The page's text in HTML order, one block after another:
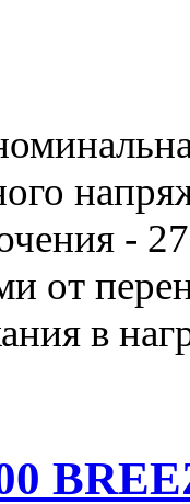
-
от
в